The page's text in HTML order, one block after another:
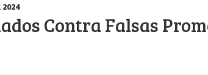
2024
Contra Falsas